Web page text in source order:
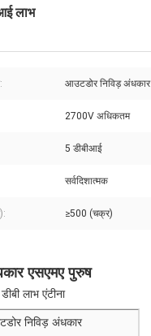
लाभ
आउटडोर निविड़ अंधकार
2700V अधिकतम
5 डीबीआई
सर्वदिशात्मक
≥500 (चक्र)
एसएमए पुरुष
लाभ एंटीना
निविड़ अंधकार